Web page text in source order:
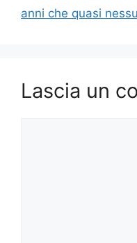
anni che quasi
Lascia un